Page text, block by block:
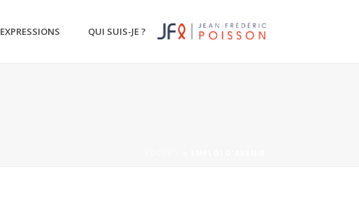
QUI SUIS-JE ?
EXPRESSIONS